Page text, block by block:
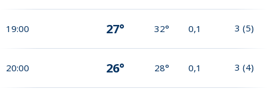
19:00 27° 32° 0,1 3 (5)
20:00 26° 28° 0,1 3 (4)